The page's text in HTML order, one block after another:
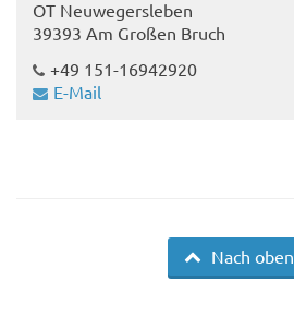
OT Neuwegersleben
39393 Am Großen Bruch
+49 151-16942920
E-Mail
Nach oben